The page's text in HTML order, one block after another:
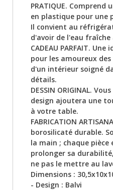
PRATIQUE.
en plastique pour une
Il convient au
d'avoir de l'eau
CADEAU PARFAIT.
pour les amoureux
d'un intérieur soigné
détails.
DESSIN ORIGINAL.
design ajoutera une
à votre table.
FABRICATION
borosilicaté durable.
la main ; chaque pièce
prolonger sa
ne pas le mettre au
Dimensions :
- Design : Balvi